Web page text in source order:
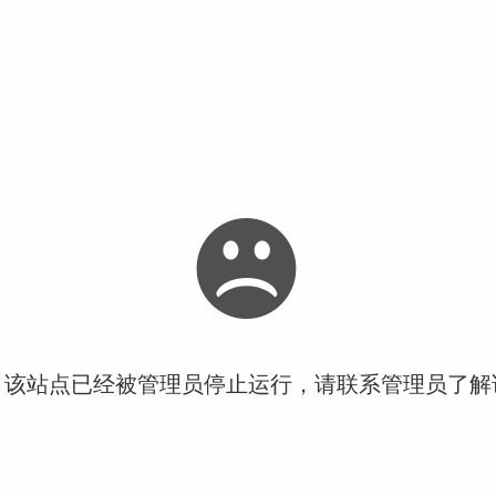
站点已经被管理员停止运行，请联系管理员了